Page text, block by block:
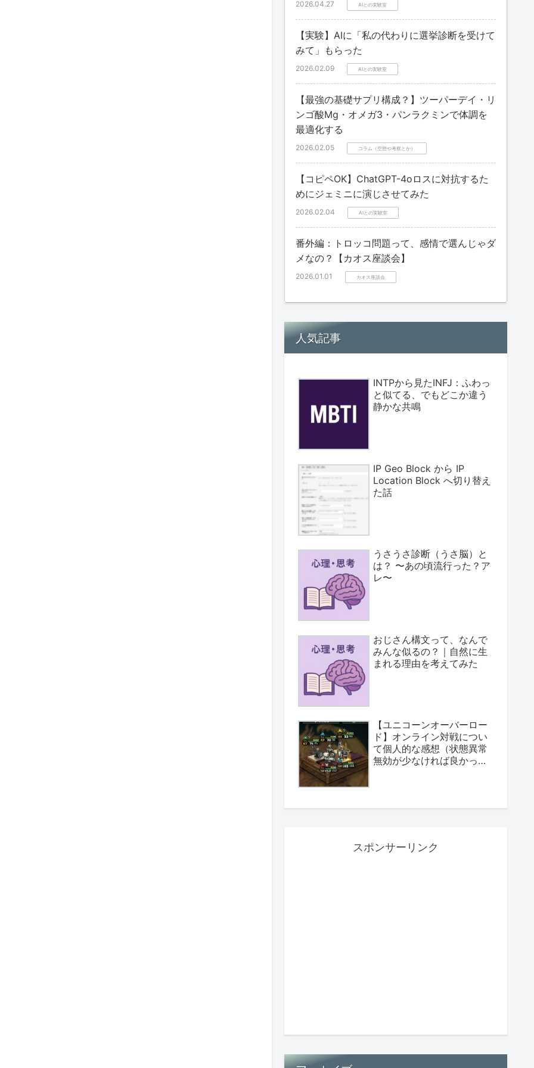
2026.04.27 AIとの実験室
【実験】AIに「私の代わりに選挙診断を受けて
みて」もらった
2026.02.09 AIとの実験室
【最強の基礎サプリ構成？】ツーパーデイ・リ
ンゴ酸Mg・オメガ3・パンラクミンで体調を
最適化する
2026.02.05 コラム（空想や考察とか）
【コピペOK】ChatGPT-4oロスに対抗するた
めにジェミニに演じさせてみた
2026.02.04 AIとの実験室
番外編：トロッコ問題って、感情で選んじゃダ
メなの？【カオス座談会】
2026.01.01 カオス座談会
人気記事
INTPから見たINFJ：ふわっ
と似てる、でもどこか違う
静かな共鳴
IP Geo Block から IP
Location Block へ切り替え
た話
うさうさ診断（うさ脳）と
は？ 〜あの頃流行った？ア
レ〜
おじさん構文って、なんで
みんな似るの？｜自然に生
まれる理由を考えてみた
【ユニコーンオーバーロー
ド】オンライン対戦につい
て個人的な感想（状態異常
無効が少なければ良かっ
スポンサーリンク